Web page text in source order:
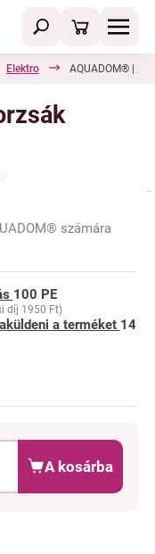
Elektro AQUADOM® |
számára
100 PE
díj 1950 Ft)
a terméket 14
A kosárba